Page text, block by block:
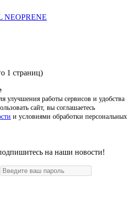
NEOPRENE
1 страниц)
улучшения работы сервисов и удобства
сайт, вы соглашаетесь
и условиями обработки персональных
на наши новости!